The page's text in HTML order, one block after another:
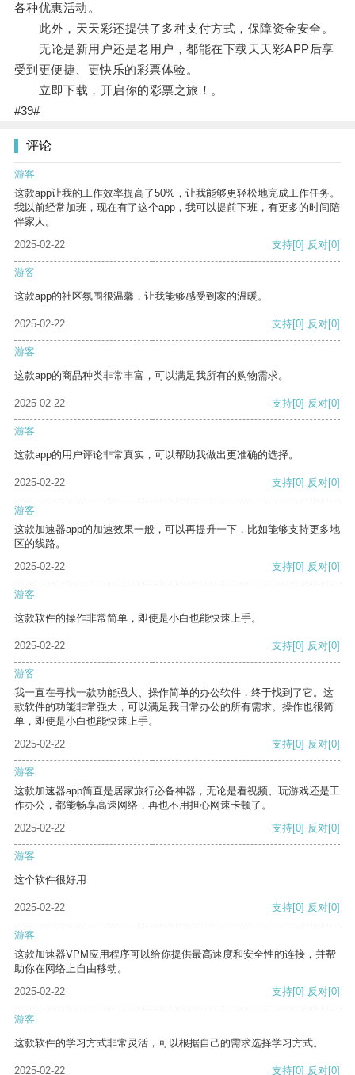
各种优惠活动。
此外，天天彩还提供了多种支付方式，保障资金安全。
无论是新用户还是老用户，都能在下载天天彩APP后享
受到更便捷、更快乐的彩票体验。
立即下载，开启你的彩票之旅！。
#39#
评论
游客
这款app让我的工作效率提高了50%，让我能够更轻松地完成工作任务。
我以前经常加班，现在有了这个app，我可以提前下班，有更多的时间陪
伴家人。
2025-02-22
支持[0] 反对[0]
游客
这款app的社区氛围很温馨，让我能够感受到家的温暖。
2025-02-22 支持[0] 反对[0]
游客
这款app的商品种类非常丰富，可以满足我所有的购物需求。
2025-02-22 支持[0] 反对[0]
游客
这款app的用户评论非常真实，可以帮助我做出更准确的选择。
2025-02-22 支持[0] 反对[0]
游客
这款加速器app的加速效果一般，可以再提升一下，比如能够支持更多地
区的线路。
2025-02-22
支持[0] 反对[0]
游客
这款软件的操作非常简单，即使是小白也能快速上手。
2025-02-22 支持[0] 反对[0]
游客
我一直在寻找一款功能强大、操作简单的办公软件，终于找到了它。这
款软件的功能非常强大，可以满足我日常办公的所有需求。操作也很简
单，即使是小白也能快速上手。
2025-02-22
支持[0] 反对[0]
游客
这款加速器app简直是居家旅行必备神器，无论是看视频、玩游戏还是工
作办公，都能畅享高速网络，再也不用担心网速卡顿了。
2025-02-22
支持[0] 反对[0]
游客
这个软件很好用
2025-02-22 支持[0] 反对[0]
游客
这款加速器VPM应用程序可以给你提供最高速度和安全性的连接，并帮
助你在网络上自由移动。
2025-02-22
支持[0] 反对[0]
游客
这款软件的学习方式非常灵活，可以根据自己的需求选择学习方式。
2025-02-22 支持[0] 反对[0]